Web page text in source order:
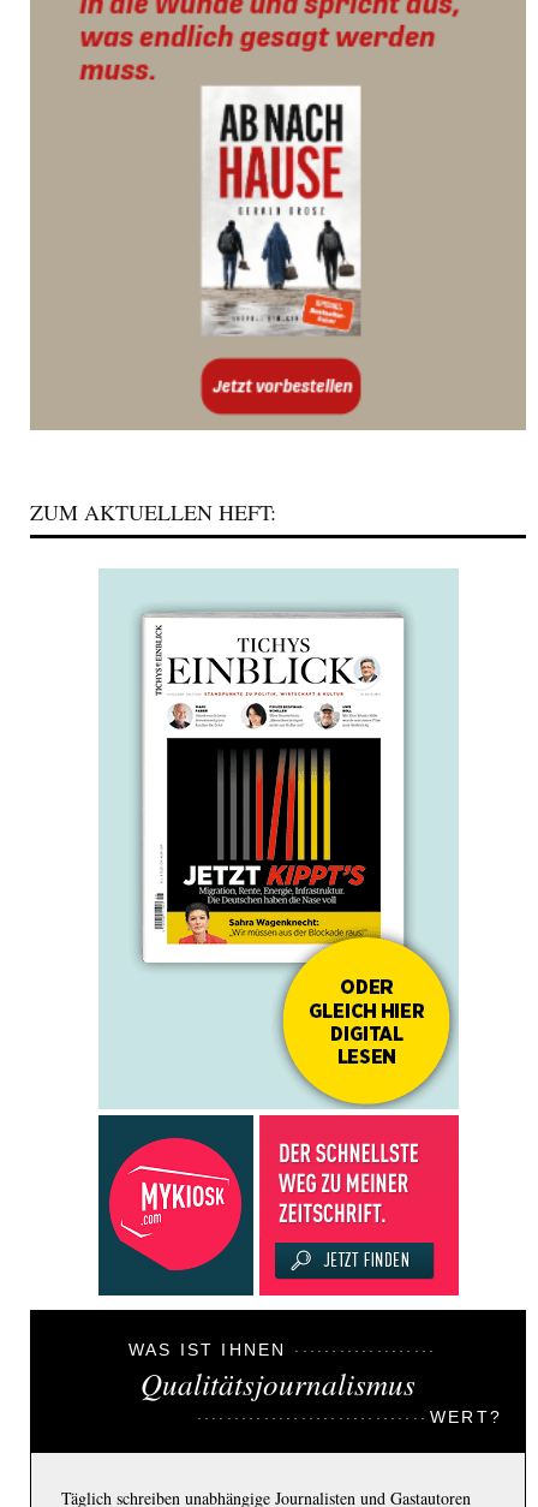
ZUM AKTUELLEN HEFT:
WAS IST IHNEN
Qualitätsjournalismus
WERT?
Täglich schreiben unabhängige Journalisten und Gastautoren